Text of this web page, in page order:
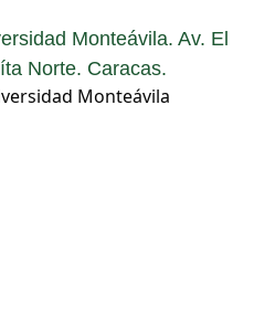
Monteávila. Av. El
Norte. Caracas.
Monteávila